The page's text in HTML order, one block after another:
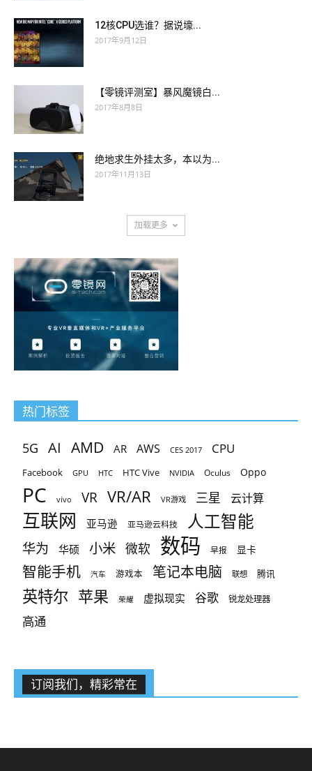
12核CPU选谁？据说壕...
2017年9月12日
【零镜评测室】暴风魔镜白...
2017年8月8日
绝地求生外挂太多，本以为...
2017年11月13日
加载更多
热门标签
5G AI AMD AR AWS CES 2017 CPU
Facebook GPU HTC HTC Vive NVIDIA Oculus Oppo
PC vivo VR VR/AR VR游戏 三星 云计算
互联网 亚马逊 亚马逊云科技 人工智能
华为 华硕 小米 微软 数码 早报 显卡
智能手机 汽车 游戏本 笔记本电脑 联想 腾讯
英特尔 苹果 荣耀 虚拟现实 谷歌 锐龙处理器
高通
订阅我们，精彩常在